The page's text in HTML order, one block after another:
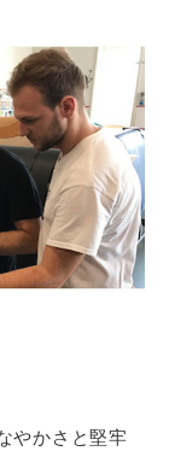
やかさと堅牢